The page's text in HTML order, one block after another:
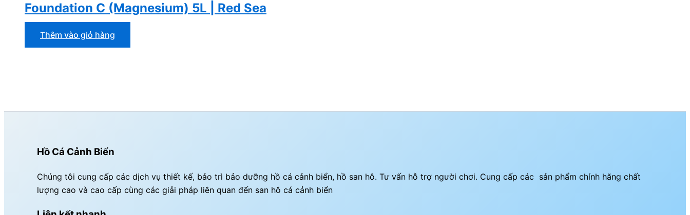
Foundation C (Magnesium) 5L | Red Sea
Thêm vào giỏ hàng
Hồ Cá Cảnh Biển
Chúng tôi cung cấp các dịch vụ thiết kế, bảo trì bảo dưỡng hồ cá cảnh biển, hồ san hô. Tư vấn hỗ trợ người chơi. Cung cấp các sản phẩm chính hãng chất
lượng cao và cao cấp cùng các giải pháp liên quan đến san hô cá cảnh biển